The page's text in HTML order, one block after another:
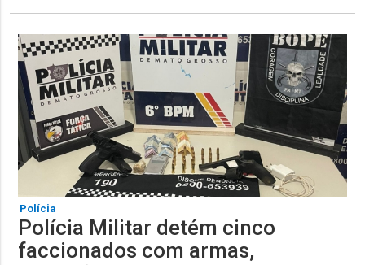
Polícia
Polícia Militar detém cinco
faccionados com armas,